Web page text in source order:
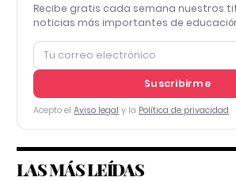
Recibe gratis cada semana nuestros
noticias más importantes de
Suscribirme
Acepto el Aviso legal y la Política de privacidad
LAS MÁS LEÍDAS